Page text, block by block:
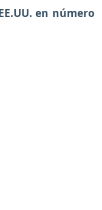
en número